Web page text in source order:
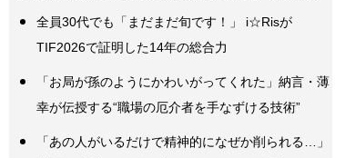
全員30代でも「まだまだ旬です！」 i☆Risが
TIF2026で証明した14年の総合力
「お局が孫のようにかわいがってくれた」納言・薄
幸が伝授する“職場の厄介者を手なずける技術”
「あの人がいるだけで精神的になぜか削られる…」